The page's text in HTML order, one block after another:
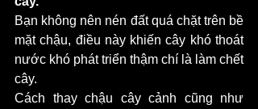
Bạn không nên nén đất quá chặt trên bề
mặt chậu, điều này khiến cây khó thoát
nước khó phát triển thậm chí là làm chết
cây.
Cách thay chậu cây cảnh cũng như